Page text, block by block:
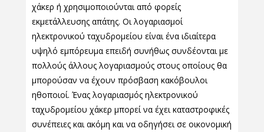
χάκερ ή χρησιμοποιούνται από φορείς
εκμετάλλευσης απάτης. Οι λογαριασμοί
ηλεκτρονικού ταχυδρομείου είναι ένα ιδιαίτερα
υψηλό εμπόρευμα επειδή συνήθως συνδέονται με
πολλούς άλλους λογαριασμούς στους οποίους θα
μπορούσαν να έχουν πρόσβαση κακόβουλοι
ηθοποιοί. Ένας λογαριασμός ηλεκτρονικού
ταχυδρομείου χάκερ μπορεί να έχει καταστροφικές
συνέπειες και ακόμη και να οδηγήσει σε οικονομική